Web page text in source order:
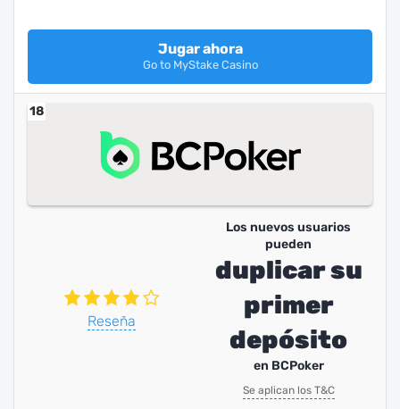
Jugar ahora
Go to MyStake Casino
18
Reseña
Los nuevos usuarios
pueden
duplicar su
primer
depósito
en BCPoker
Se aplican los T&C